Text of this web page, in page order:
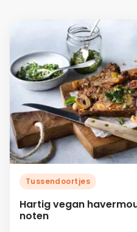
Tussendoortjes
Hartig vegan
noten